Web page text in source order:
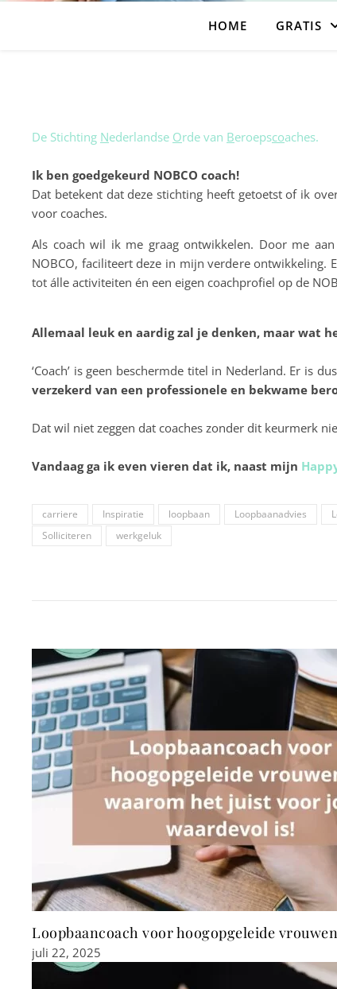
HOME GRATIS
De Stichting Nederlandse Orde van Beroepscoaches.
Ik ben goedgekeurd NOBCO coach!
Dat betekent dat deze stichting heeft getoetst of ik
voor coaches.
Als coach wil ik me graag ontwikkelen. Door me
NOBCO, faciliteert deze in mijn verdere ontwikkeling.
tot álle activiteiten én een eigen coachprofiel op de
Allemaal leuk en aardig zal je denken, maar wat
‘Coach’ is geen beschermde titel in Nederland. Er is
verzekerd van een professionele en bekwame
Dat wil niet zeggen dat coaches zonder dit keurmerk
Vandaag ga ik even vieren dat ik, naast mijn
carriere Inspiratie loopbaan Loopbaanadvies
Solliciteren
werkgeluk
Loopbaancoach voor hoogopgeleide
juli 22, 2025